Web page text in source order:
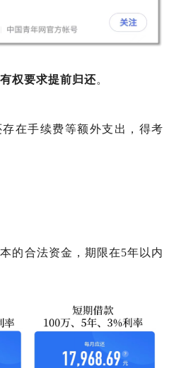
权要求提前归还。
在手续费等额外支出，得考
的合法资金，期限在5年以内